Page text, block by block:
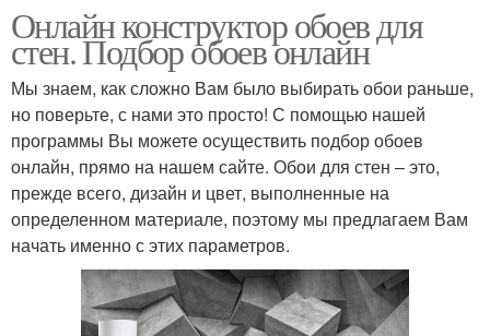
Онлайн конструктор обоев для
стен. Подбор обоев онлайн
Мы знаем, как сложно Вам было выбирать обои раньше,
но поверьте, с нами это просто! С помощью нашей
программы Вы можете осуществить подбор обоев
онлайн, прямо на нашем сайте. Обои для стен – это,
прежде всего, дизайн и цвет, выполненные на
определенном материале, поэтому мы предлагаем Вам
начать именно с этих параметров.